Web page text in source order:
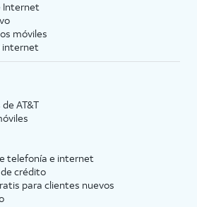
Internet
móviles
internet
AT&T
telefonía e internet
crédito
para clientes nuevos